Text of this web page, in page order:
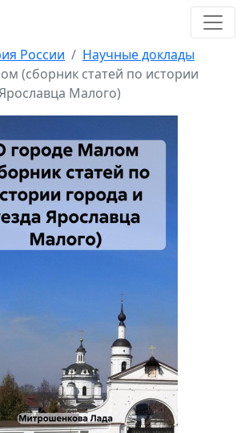
России
Научные доклады
(сборник статей по истории
Малого)